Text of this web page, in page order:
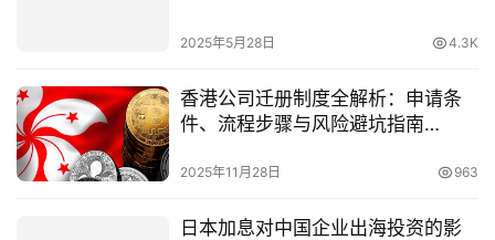
2025年5月28日 4.3K
香港公司迁册制度全解析：申请条
件、流程步骤与风险避坑指南
2025年11月28日 963
日本加息对中国企业出海投资的影